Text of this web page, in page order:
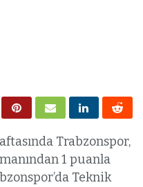
Trabzonspor,
1 puanla
Teknik